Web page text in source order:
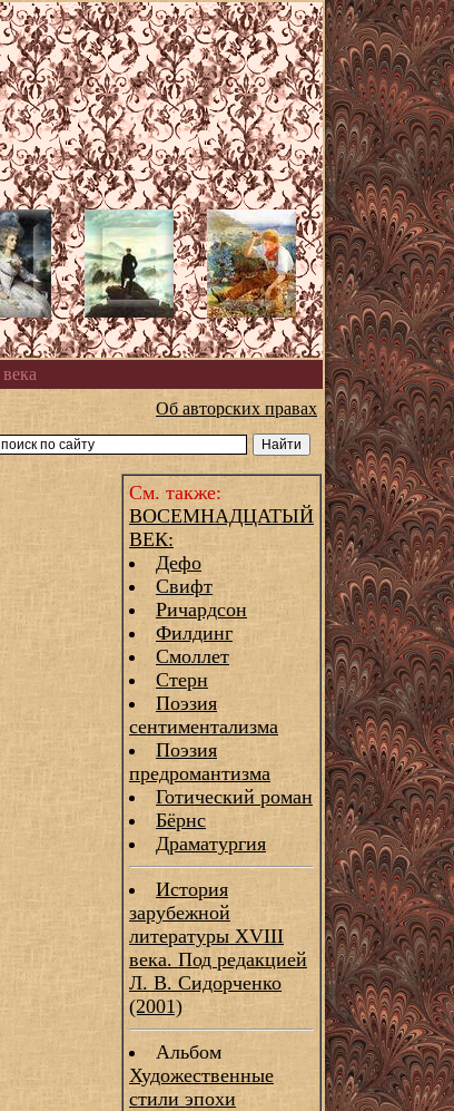
Об авторских правах
См. также:
ВОСЕМНАДЦАТЫЙ
ВЕК:
Дефо
Свифт
Ричардсон
Филдинг
Смоллет
Стерн
Поэзия
сентиментализма
Поэзия
предромантизма
Готический роман
Бёрнс
Драматургия
История
зарубежной
литературы XVIII
века. Под редакцией
Л. В. Сидорченко
(2001)
Альбом
Художественные
стили эпохи